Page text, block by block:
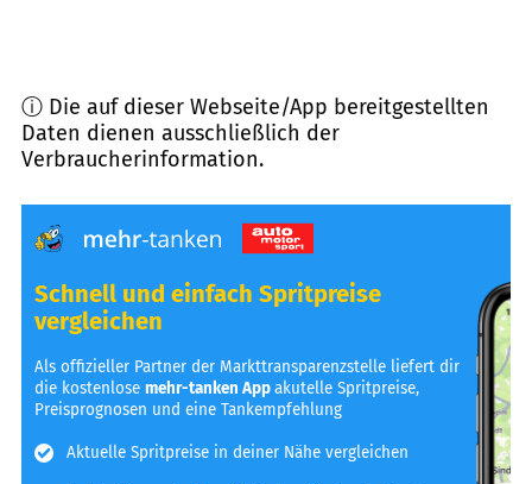
ⓘ Die auf dieser Webseite/App bereitgestellten
Daten dienen ausschließlich der
Verbraucherinformation.
Schnell und einfach Spritpreise
vergleichen
Als offizieller Partner der Markttransparenzstelle liefert dir
die kostenlosemehr-tanken Appakutelle Spritpreise,
Preisprognosen und eine Tankempfehlung
Aktuelle Spritpreise in deiner Nähe vergleichen